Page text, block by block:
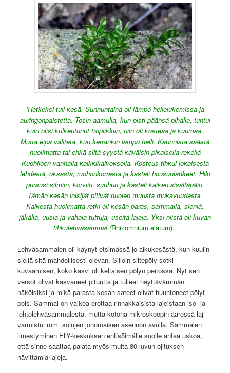
’Hetkeksi tuli kesä. Sunnuntaina oli lämpö hellelukemissa ja
auringonpaistetta. Tosin aamulla, kun pisti päänsä pihalle, tuntui
kuin olisi kulkeutunut tropiikkiin, niin oli kosteaa ja kuumaa.
Mutta eipä valiteta, kun kerrankin lämpö helli. Kaunnista säästä
huolimatta tai ehkä siitä syystä käväisin pikaisella rekellä
Kuohijoen vanhalla kalkkikaivoksella. Kosteus tihkui jokaisesta
lehdestä, oksasta, ruohonkorresta ja kasteli housunlahkeet. Hiki
pursusi silmiin, korviin, suuhun ja kasteli kaiken sisältäpäin.
Tämän kesän inisijät pitivät huolen muusta mukavuudesta.
Kaikesta huolimatta retki oli kesän paras, sammalia, sieniä,
jäkäliä, uusia ja vahoja tuttuja, useita lajeja. Yksi niistä oli kuvan
tihkulehväsammal (Rhizomnium elatum).”
Lehväsammalen oli käynyt etsimässä jo alkukesästä, kun kuulin
siellä sitä mahdollisesti olevan. Silloin siitepöly sotki
kuvaamisen, koko kasvi oli keltaisen pölyn peitossa. Nyt sen
versot olivat kasvaneet pituutta ja tulleet näyttävämmän
näköisiksi ja mikä parasta kesän sateet olivat huuhtoneet pölyt
pois. Sammal on vaikea erottaa rinnakkaisista lajeistaan iso- ja
lehtolehväsammalesta, mutta kotona mikroskoopin ääressä laji
varmistui mm. solujen jonomaisen asennon avulla. Sammalen
ilmestyminen ELY-keskuksen entisöimälle suolle antaa uskoa,
että sinne saattaa palata myös muita 80-luvun ojituksen
hävittämiä lajeja.